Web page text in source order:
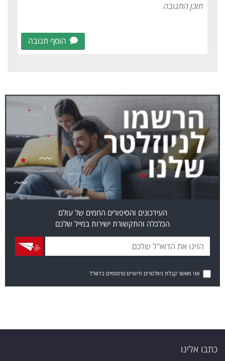
הוסף תגובה
העידכונים והסיפורים החמים של עולם
הכלכלה והתקשורת ישירות במייל שלכם
אני מאשר קבלת ניוזלטרים ודיוורים פרסומיים בדוא"ל
כתבו אלינו